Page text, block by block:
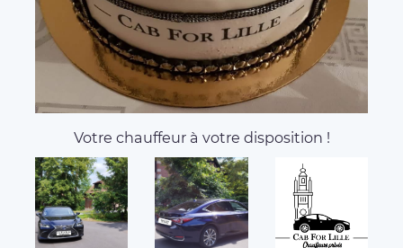
Votre chauffeur à votre disposition !